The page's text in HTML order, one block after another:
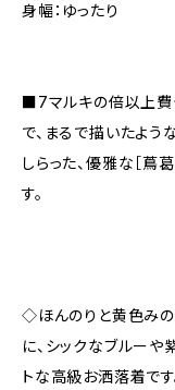
身幅：ゆったり
■7マルキの倍以上費
で、まるで描いたよう
しらった、優雅な［蔦
す。
◇ほんのりと黄色みの
に、シックなブルー
トな高級お洒落着です